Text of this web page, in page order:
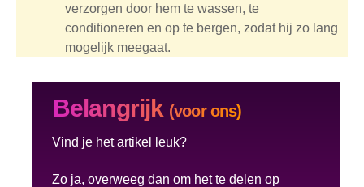
verzorgen door hem te wassen, te
conditioneren en op te bergen, zodat hij zo lang
mogelijk meegaat.
Belangrijk (voor ons)
Vind je het artikel leuk?
Zo ja, overweeg dan om het te delen op